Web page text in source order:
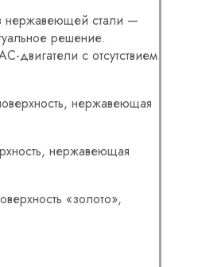
нержавеющей стали —
решение.
двигатели с отсутствием
нержавеющая
нержавеющая
«золото»,